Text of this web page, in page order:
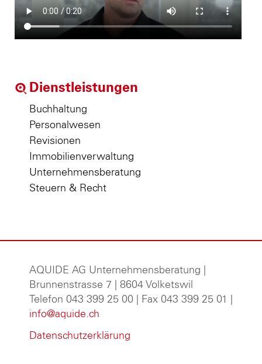
Dienstleistungen
Buchhaltung
Personalwesen
Revisionen
Immobilienverwaltung
Unternehmensberatung
Steuern & Recht
AQUIDE AG Unternehmensberatung
Brunnenstrasse 7 | 8604 Volketswil
Telefon 043 399 25 00 | Fax 043 399 25 01 |
info@aquide.ch
Datenschutzerklärung